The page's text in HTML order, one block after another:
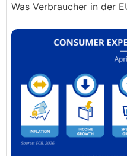
Was Verbraucher in der